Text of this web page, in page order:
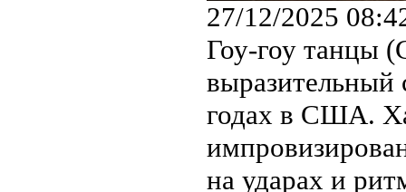
27/12/2025
Гоу-гоу танцы
выразительный
годах в США.
на ударах и